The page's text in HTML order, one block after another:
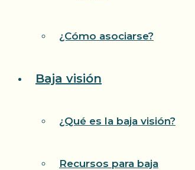
¿Cómo asociarse?
Baja visión
¿Qué es la baja visión?
Recursos para baja